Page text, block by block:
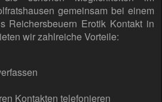
gemeinsam bei einem
Reichersbeuern Erotik Kontakt in
wir zahlreiche Vorteile:
Kontakten telefonieren